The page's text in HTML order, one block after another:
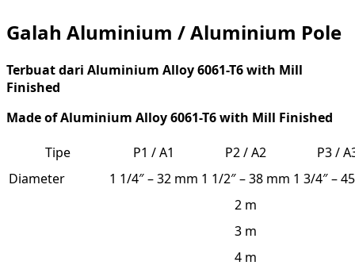
Galah Aluminium / Aluminium Pole
Terbuat dari Aluminium Alloy 6061-T6 with Mill
Finished
MadeofAluminium Alloy 6061-T6 with Mill Finished
Tipe
P1 / A1 P2 / A2
P3 /
Diameter
1 1/4″ – 32 mm 1 1/2″ – 38 mm 1 3/4″ –
2 m
3 m
4 m